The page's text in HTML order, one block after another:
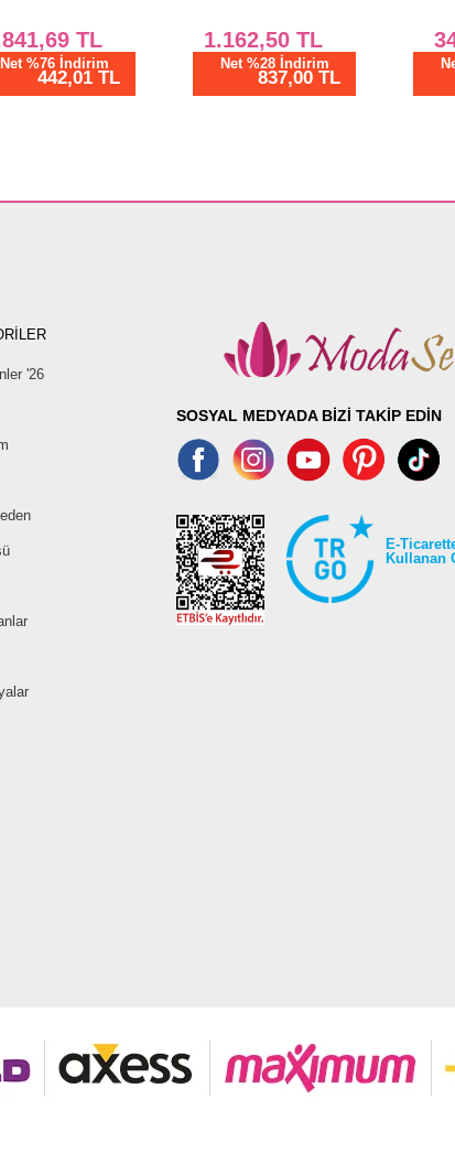
TL
Net %28 İndirim
837,00 TL
341,67TL
Net %76 İndirim
82,00 TL
'26
SOSYAL MEDYADA BİZİ TAKİP EDİN
E-
Kullanan